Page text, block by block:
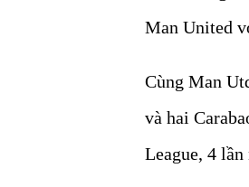
Man United
Cùng Man
và hai
League, 4